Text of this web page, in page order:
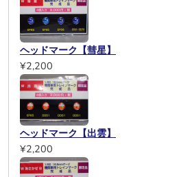
ヘッドマーク【彗星】
¥2,200
ヘッドマーク【出雲】
¥2,200